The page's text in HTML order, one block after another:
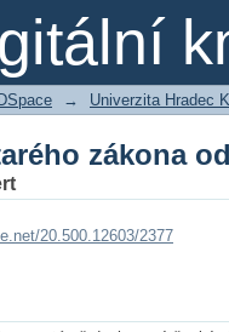
zákona
→ Univerzita Hradec
zákona
20.500.12603/2377